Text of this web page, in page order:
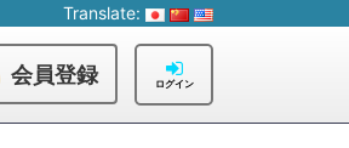
Translate:
会員登録 ログイン